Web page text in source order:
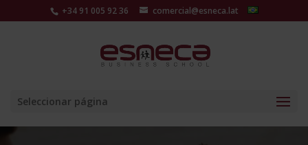
+34 91 005 92 36 comercial@esneca.lat
Seleccionar página